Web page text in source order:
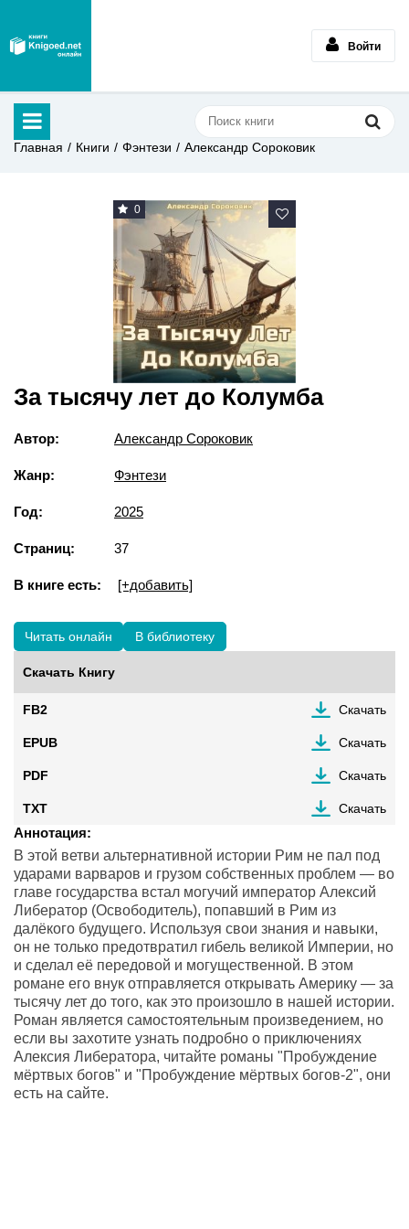
Войти
Главная Книги Фэнтези Александр Сороковик
0
За тысячу лет до Колумба
Автор: Александр Сороковик
Жанр: Фэнтези
Год: 2025
Страниц: 37
В книге есть: [+добавить]
Читать онлайн В библиотеку
Скачать Книгу
FB2 Скачать
EPUB Скачать
PDF Скачать
TXT Скачать
Аннотация:
В этой ветви альтернативной истории Рим не пал под
ударами варваров и грузом собственных проблем — во
главе государства встал могучий император Алексий
Либератор (Освободитель), попавший в Рим из
далёкого будущего. Используя свои знания и навыки,
он не только предотвратил гибель великой Империи, но
и сделал её передовой и могущественной. В этом
романе его внук отправляется открывать Америку — за
тысячу лет до того, как это произошло в нашей истории.
Роман является самостоятельным произведением, но
если вы захотите узнать подробно о приключениях
Алексия Либератора, читайте романы "Пробуждение
мёртвых богов" и "Пробуждение мёртвых богов-2", они
есть на сайте.